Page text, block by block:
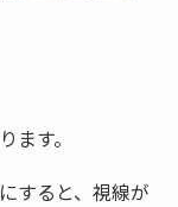
す。
すると、視線が